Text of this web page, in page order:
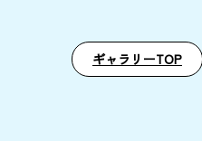
ギャラリーTOP